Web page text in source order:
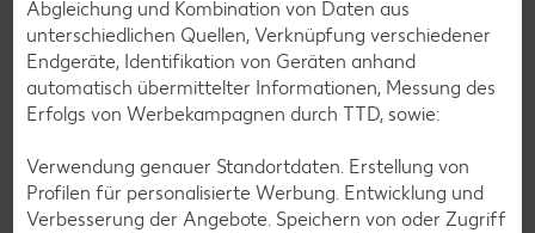
Abgleichung und Kombination von Daten aus
unterschiedlichen Quellen, Verknüpfung verschiedener
Endgeräte, Identifikation von Geräten anhand
automatisch übermittelter Informationen, Messung des
Erfolgs von Werbekampagnen durch TTD, sowie:
Verwendung genauer Standortdaten. Erstellung von
Profilen für personalisierte Werbung. Entwicklung und
Verbesserung der Angebote. Speichern von oder Zugriff